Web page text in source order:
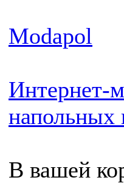
Modapol
Интернет-
напольных
В вашей